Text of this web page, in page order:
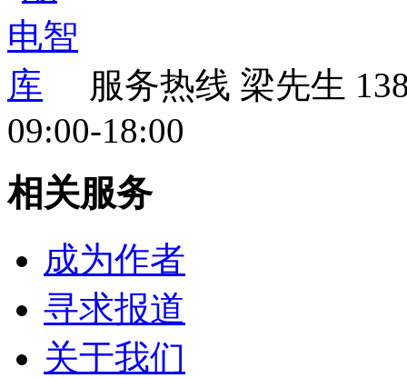
服务热线 梁先生
09:00-18:00
相关服务
成为作者
寻求报道
关于我们